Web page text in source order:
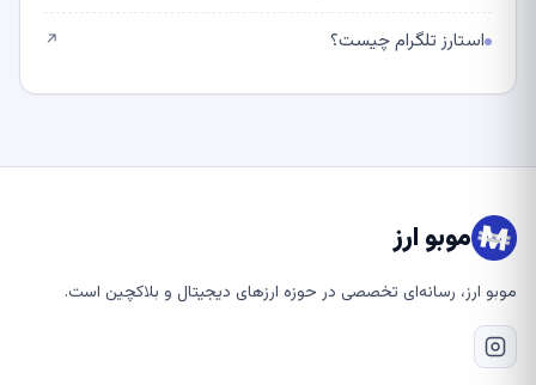
استارز تلگرام چیست؟ ↗
موبو ارز
موبو ارز، رسانه‌ای تخصصی در حوزه ارزهای دیجیتال و بلاکچین است.